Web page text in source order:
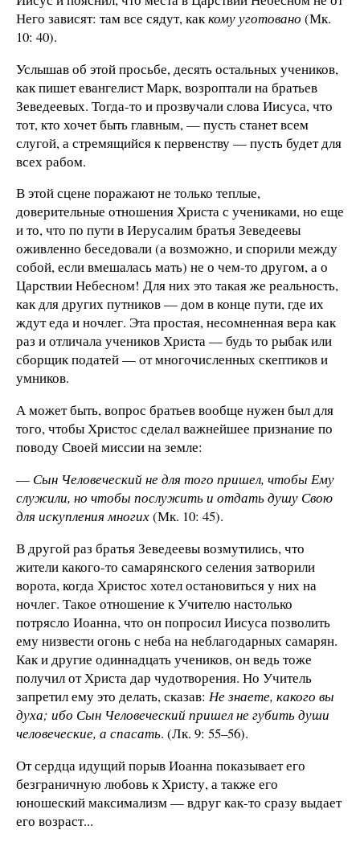
Него зависят: там все сядут, каккому уготовано (Мк.
10: 40).
Услышав об этой просьбе, десять остальных учеников,
как пишет евангелист Марк, возроптали на братьев
Зеведеевых. Тогда-то и прозвучали слова Иисуса, что
тот, кто хочет быть главным, — пусть станет всем
слугой, а стремящийся к первенству — пусть будет для
всех рабом.
В этой сцене поражают не только теплые,
доверительные отношения Христа с учениками, но еще
и то, что по пути в Иерусалим братья Зеведеевы
оживленно беседовали (а возможно, и спорили между
собой, если вмешалась мать) не о чем-то другом, а о
Царствии Небесном! Для них это такая же реальность,
как для других путников — дом в конце пути, где их
ждут еда и ночлег. Эта простая, несомненная вера как
раз и отличала учеников Христа — будь то рыбак или
сборщик податей — от многочисленных скептиков и
умников.
А может быть, вопрос братьев вообще нужен был для
того, чтобы Христос сделал важнейшее признание по
поводу Своей миссии на земле:
— Сын Человеческий не для того пришел, чтобы Ему
служили, но чтобы послужить и отдать душу Свою
для искупления многих(Мк. 10: 45).
В другой раз братья Зеведеевы возмутились, что
жители какого-то самарянского селения затворили
ворота, когда Христос хотел остановиться у них на
ночлег. Такое отношение к Учителю настолько
потрясло Иоанна, что он попросил Иисуса позволить
ему низвести огонь с неба на неблагодарных самарян.
Как и другие одиннадцать учеников, он ведь тоже
получил от Христа дар чудотворения. Но Учитель
запретил ему это делать, сказав: Не знаете, какого вы
духа; ибо Сын Человеческий пришел не губить души
человеческие, а спасать. (Лк. 9: 55–56).
От сердца идущий порыв Иоанна показывает его
безграничную любовь к Христу, а также его
юношеский максимализм — вдруг как-то сразу выдает
его возраст...